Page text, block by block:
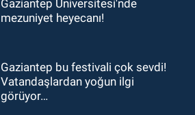
Gaziantep Üniversitesi'nde
mezuniyet heyecanı!
Gaziantep bu festivali çok sevdi!
Vatandaşlardan yoğun ilgi
görüyor…